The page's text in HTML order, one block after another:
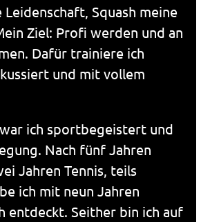
Squash meine
Ziel: Profi werden und an
Dafür trainiere ich
und mit vollem
ich sportbegeistert und
Nach fünf Jahren
Jahren Tennis, teils
ich mit neun Jahren
entdeckt. Seither bin ich auf